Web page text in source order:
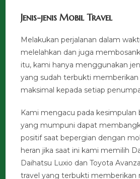
Jenis-jenis Mobil Travel
Melakukan perjalanan dalam
melelahkan dan juga
itu, kami hanya menggunakan
yang sudah terbukti
maksimal kepada setiap
Kami mengacu pada kesimpulan
yang mumpuni dapat
positif saat bepergian dengan
heran jika saat ini kami memilih
Daihatsu Luxio dan Toyota
travel yang terbukti memberikan